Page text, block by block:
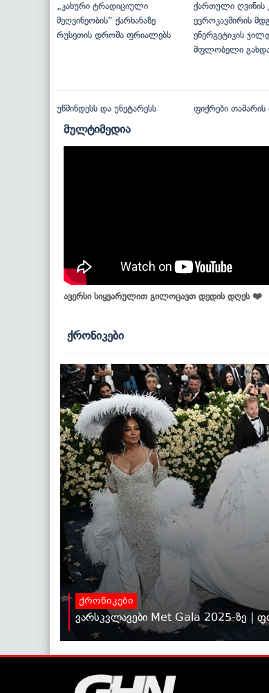
„კახური ტრადიციული
მეღვინეობის“ ქარხანაზე
რუსეთის დროშა ფრიალებს
ქართული ღვინის
ევროკავშირის
ენერგეტიკის
მფლობელი
უწმინდესს და უნეტარესს ფიქრები თამარის
მულტიმედია
ავერსი სიყვარულით გილოცავთ დედის დღეს ❤️
ქრონიკები
ქრონიკები
ვარსკვლავები Met Gala 2025-ზე |